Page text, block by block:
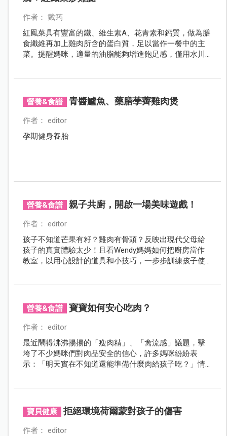
作者： 戴筠
紅鳳菜具有豐富的鐵、維生素A、花青素和鈣質，做為膳
食纖維再加上雞肉所含的蛋白質，足以當作一餐中的主
菜。提醒媽咪，適量的油脂能夠增進飽足感，僅用水川
營養&食譜 青醬鱸魚、藥膳荸薺雞肉煲
作者： editor
孕期健身養胎
營養&食譜 親子共廚，開啟一場美味遊戲！
作者： editor
孩子不知道芒果有籽？雞肉有骨頭？反映出現代父母給
孩子的真實體驗太少！且看Wendy媽媽如何把廚房當作
教室，以用心設計的道具和小技巧，一步步訓練孩子使
營養&食譜
寶寶如何安心吃肉？
作者： editor
最近鬧得沸沸揚揚的「瘦肉精」、「禽流感」議題，擊
垮了不少媽咪們對肉品安全的信心，許多媽咪紛紛表
示：「明天實在不知道還能準備什麼肉給孩子吃？」情
寶貝健康
拒絕環境荷爾蒙對孩子的傷害
作者： editor